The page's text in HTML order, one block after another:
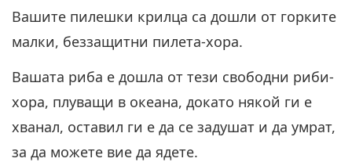
Вашите пилешки крилца са дошли от горките
малки, беззащитни пилета-хора.
Вашата риба е дошла от тези свободни риби-
хора, плуващи в океана, докато някой ги е
хванал, оставил ги е да се задушат и да умрат,
за да можете вие да ядете.